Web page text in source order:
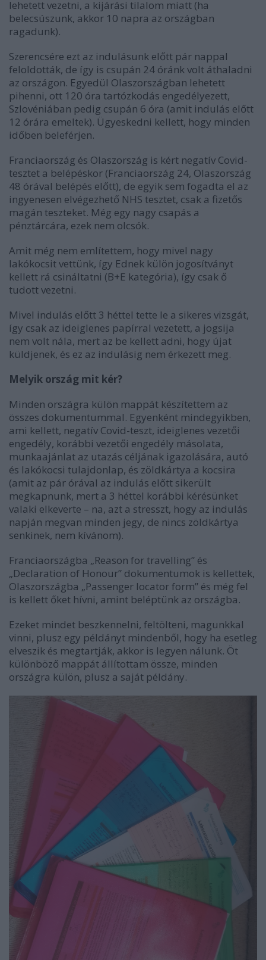
lehetett vezetni, a kijárási tilalom miatt (ha
belecsúszunk, akkor 10 napra az országban
ragadunk).
Szerencsére ezt az indulásunk előtt pár nappal
feloldották, de így is csupán 24 óránk volt áthaladni
az országon. Egyedül Olaszországban lehetett
pihenni, ott 120 óra tartózkodás engedélyezett,
Szlovéniában pedig csupán 6 óra (amit indulás előtt
12 órára emeltek). Ügyeskedni kellett, hogy minden
időben beleférjen.
Franciaország és Olaszország is kért negatív Covid-
tesztet a belépéskor (Franciaország 24, Olaszország
48 órával belépés előtt), de egyik sem fogadta el az
ingyenesen elvégezhető NHS tesztet, csak a fizetős
magán teszteket. Még egy nagy csapás a
pénztárcára, ezek nem olcsók.
Amit még nem említettem, hogy mivel nagy
lakókocsit vettünk, így Ednek külön jogosítványt
kellett rá csináltatni (B+E kategória), így csak ő
tudott vezetni.
Mivel indulás előtt 3 héttel tette le a sikeres vizsgát,
így csak az ideiglenes papírral vezetett, a jogsija
nem volt nála, mert az be kellett adni, hogy újat
küldjenek, és ez az indulásig nem érkezett meg.
Melyik ország mit kér?
Minden országra külön mappát készítettem az
összes dokumentummal. Egyenként mindegyikben,
ami kellett, negatív Covid-teszt, ideiglenes vezetői
engedély, korábbi vezetői engedély másolata,
munkaajánlat az utazás céljának igazolására, autó
és lakókocsi tulajdonlap, és zöldkártya a kocsira
(amit az pár órával az indulás előtt sikerült
megkapnunk, mert a 3 héttel korábbi kérésünket
valaki elkeverte – na, azt a stresszt, hogy az indulás
napján megvan minden jegy, de nincs zöldkártya
senkinek, nem kívánom).
Franciaországba „Reason for travelling” és
„Declaration of Honour” dokumentumok is kellettek,
Olaszországba „Passenger locator form” és még fel
is kellett őket hívni, amint beléptünk az országba.
Ezeket mindet beszkennelni, feltölteni, magunkkal
vinni, plusz egy példányt mindenből, hogy ha esetleg
elveszik és megtartják, akkor is legyen nálunk. Öt
különböző mappát állítottam össze, minden
országra külön, plusz a saját példány.